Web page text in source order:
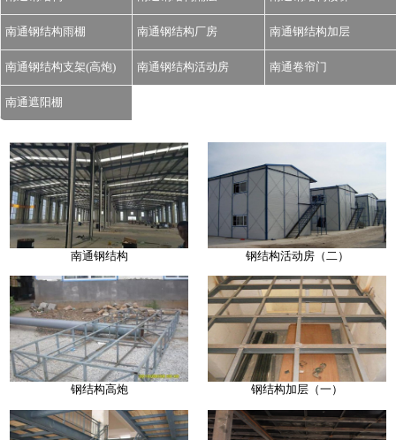
南通钢结构雨棚 南通钢结构厂房 南通钢结构加层
南通钢结构支架(高炮) 南通钢结构活动房 南通卷帘门
南通遮阳棚
南通钢结构 钢结构活动房（二）
钢结构高炮 钢结构加层（一）